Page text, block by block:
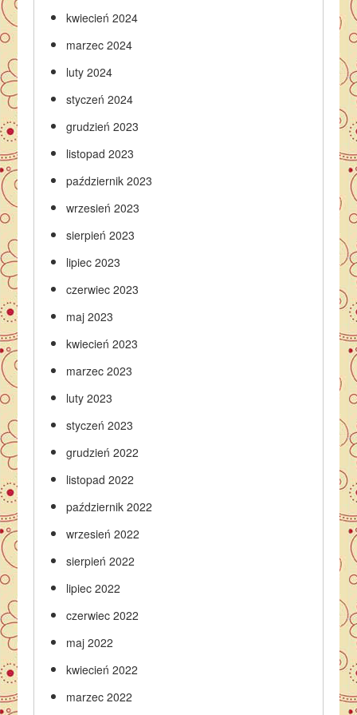
kwiecień 2024
marzec 2024
luty 2024
styczeń 2024
grudzień 2023
listopad 2023
październik 2023
wrzesień 2023
sierpień 2023
lipiec 2023
czerwiec 2023
maj 2023
kwiecień 2023
marzec 2023
luty 2023
styczeń 2023
grudzień 2022
listopad 2022
październik 2022
wrzesień 2022
sierpień 2022
lipiec 2022
czerwiec 2022
maj 2022
kwiecień 2022
marzec 2022